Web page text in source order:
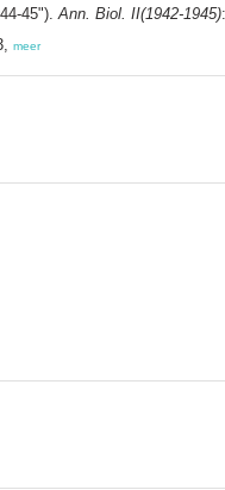
45"). Ann. Biol. II(1942-1945)
meer